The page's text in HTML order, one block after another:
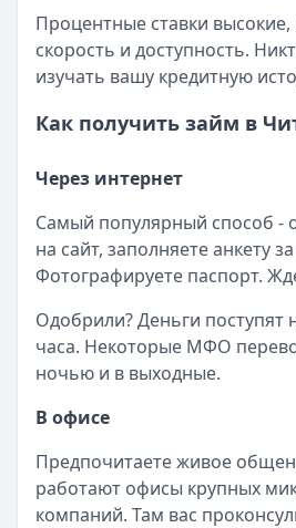
Читать новость
Смс о «одобренном займе» от
Кратко:Пришло СМС об
Категория:МФО
Все новости
Процентные ставки высокие,
скорость и доступность.
изучать вашу кредитную
Как получить займ в
Через интернет
Самый популярный способ -
на сайт, заполняете анкету
Фотографируете паспорт.
Одобрили? Деньги поступят
часа. Некоторые МФО
ночью и в выходные.
В офисе
Предпочитаете живое
работают офисы крупных
компаний. Там вас